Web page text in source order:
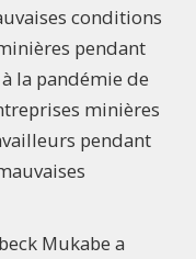
conditions
pendant
la pandémie de
minières
pendant
Mukabe a